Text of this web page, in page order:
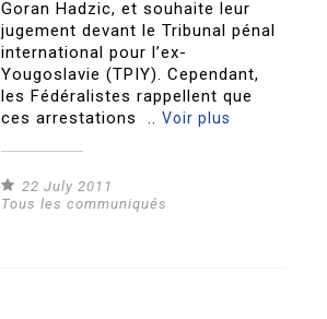
Goran Hadzic, et souhaite leur
jugement devant le Tribunal pénal
international pour l’ex-
Yougoslavie (TPIY). Cependant,
les Fédéralistes rappellent que
ces arrestations ..Voir plus
22 July 2011
Tous les communiqués